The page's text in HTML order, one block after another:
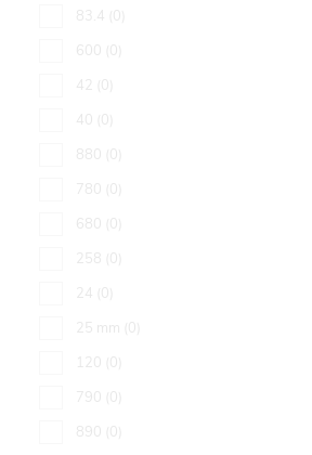
83.4
0
600
0
42
0
40
0
880
0
780
0
680
0
258
0
24
0
25 mm
0
120
0
790
0
890
0